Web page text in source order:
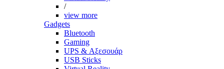
/
view more
Gadgets
Bluetooth
Gaming
UPS & Αξεσουάρ
USB Sticks